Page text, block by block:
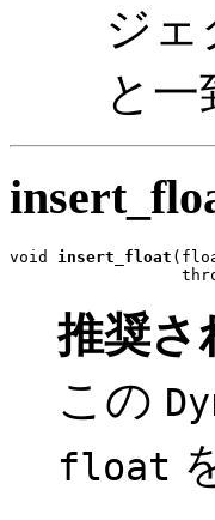
ジ
と
void insert_float
推奨さ
この
float